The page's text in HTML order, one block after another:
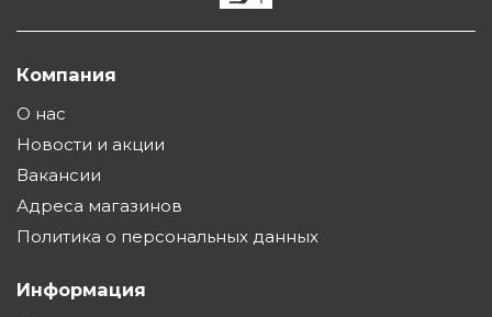
Компания
О нас
Новости и акции
Вакансии
Адреса магазинов
Политика о персональных данных
Информация